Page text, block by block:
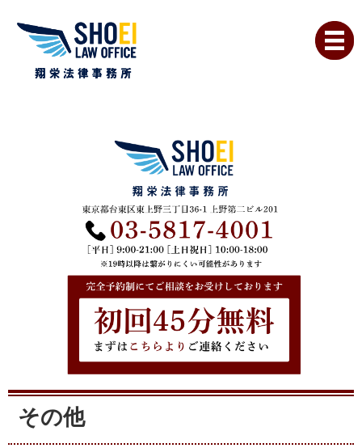
その他